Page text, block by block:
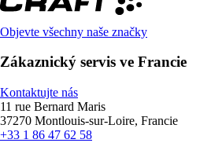
Objevte všechny naše značky
Zákaznický servis ve Francie
Kontaktujte nás
11 rue Bernard Maris
37270 Montlouis-sur-Loire, Francie
+33 1 86 47 62 58